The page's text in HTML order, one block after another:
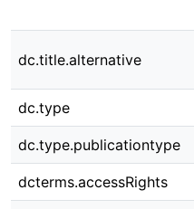
dc.title.alternative
dc.type
dc.type.publicationtype
dcterms.accessRights